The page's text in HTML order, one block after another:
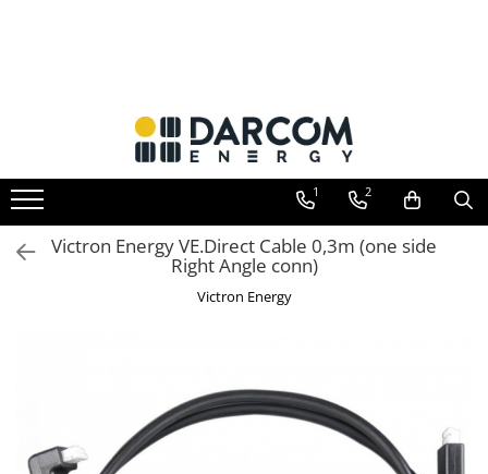
Residential
Industrial
Invertoare hibrid
Multiplus
Invertoare on-grid
1 2
Victron Energy VE.Direct Cable 0,3m (one side
Right Angle conn)
Victron Energy